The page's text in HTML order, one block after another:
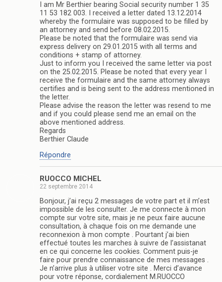
I am Mr Berthier bearing Social security number 1 35
11 53 182 003. I received a letter dated 13.12.2014
whereby the formulaire was supposed to be filled by
an attorney and send before 08.02.2015.
Please be noted that the formulaire was send via
express delivery on 29.01.2015 with all terms and
conditions + stamp of attorney.
Just to inform you I received the same letter via post
on the 25.02.2015. Please be noted that every year I
receive the formulaire and the same attorney always
certifies and is being sent to the address mentioned in
the letter.
Please advise the reason the letter was resend to me
and if you could please send me an email on the
above mentioned address.
Regards
Berthier Claude
Répondre
RUOCCO MICHEL
22 septembre 2014
Bonjour, j’ai reçu 2 messages de votre part et il m’est
impossible de les consulter. Je me connecte à mon
compte sur votre site, mais je ne peux faire aucune
consultation, à chaque fois on me demande une
reconnexion à mon compte . Pourtant j’ai bien
effectué toutes les marches à suivre de l’assistanat
en ce qui concerne les cookies. Comment puis-je
faire pour prendre connaissance de mes messages .
Je n’arrive plus à utiliser votre site . Merci d’avance
pour votre réponse, cordialement M.RUOCCO